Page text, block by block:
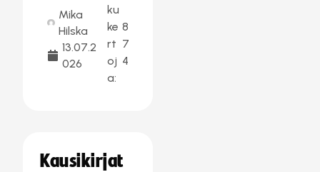
Mika
Hilska
13.07.2
026
ku
ke
rt
oj
a:
8
7
4
Kausikirjat